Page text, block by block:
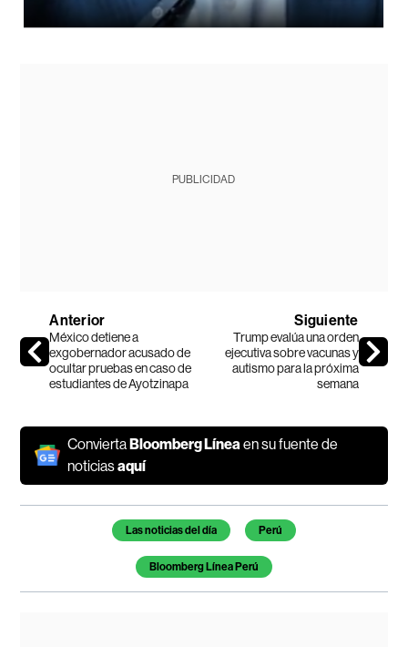
PUBLICIDAD
Anterior
México detiene a
exgobernador acusado de
ocultar pruebas en caso de
estudiantes de Ayotzinapa
Siguiente
Trump evalúa una orden
ejecutiva sobre vacunas y
autismo para la próxima
semana
ConviertaBloomberg Línea en su fuente de
noticiasaquí
Temas de este artículo
Las noticias del día Perú
Bloomberg Línea Perú